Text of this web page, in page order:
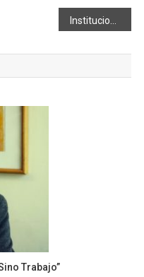
Trabajo”